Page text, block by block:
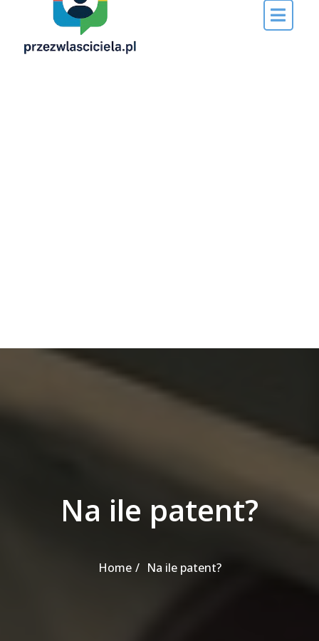
Na ile patent?
Home Na ile patent?